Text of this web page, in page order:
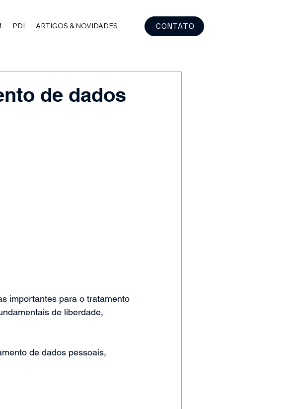
PDI ARTIGOS & NOVIDADES CONTATO
de dados
importantes para o tratamento
de liberdade,
de dados pessoais,